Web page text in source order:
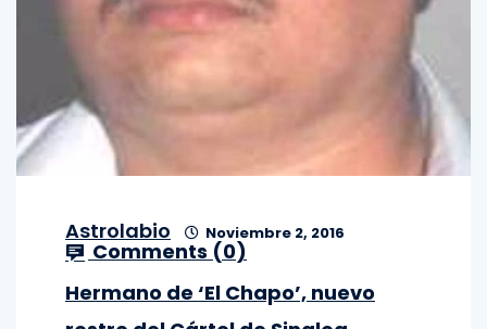
Astrolabio Noviembre 2, 2016
Comments (0)
Hermano de ‘El Chapo’, nuevo